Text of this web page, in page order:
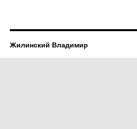
Жилинский Владимир